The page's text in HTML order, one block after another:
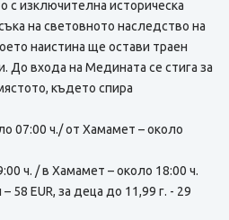
с изключителна историческа
на световното наследство на
наистина ще остави траен
До входа на Медината се стига за
където спира
07:00 ч./ от Хамамет – около
ч. / в Хамамет – около 18:00 ч.
58 EUR, за деца до 11,99 г. - 29